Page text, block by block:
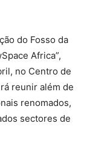
do Fosso da
Africa”,
no Centro de
reunir além de
renomados,
sectores de